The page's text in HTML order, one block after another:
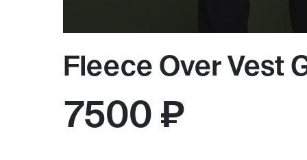
ГалереяОтзывыFAQ
Fleece Over Vest
7500 ₽